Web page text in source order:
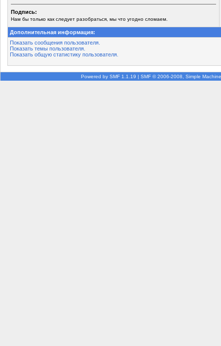
Подпись:
Нам бы только как следует разобраться, мы что угодно сломаем.
Дополнительная информация:
Показать сообщения пользователя.
Показать темы пользователя.
Показать общую статистику пользователя.
Powered by SMF 1.1.19 | SMF © 2006-2008, Simple